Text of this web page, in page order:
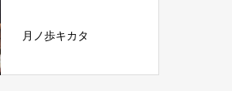
月ノ歩キカタ